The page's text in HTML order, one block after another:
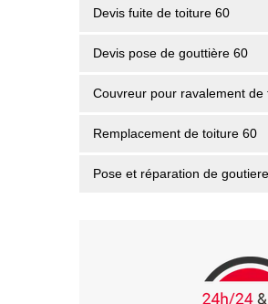
Devis fuite de toiture 60
Devis pose de gouttière 60
Couvreur pour ravalement de
Remplacement de toiture 60
Pose et réparation de